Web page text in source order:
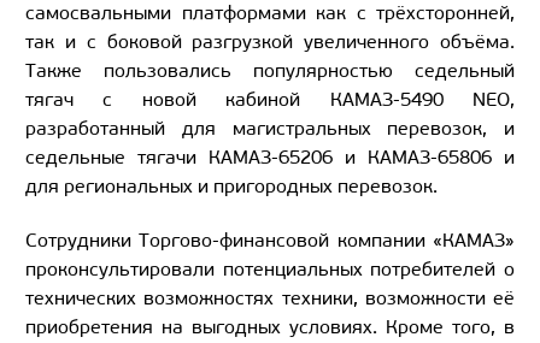
самосвальными платформами как с трёхсторонней,
так и с боковой разгрузкой увеличенного объёма.
Также пользовались популярностью седельный
тягач с новой кабиной КАМАЗ-5490 NEO,
разработанный для магистральных перевозок, и
седельные тягачи КАМАЗ-65206 и КАМАЗ-65806 и
для региональных и пригородных перевозок.
Сотрудники Торгово-финансовой компании «КАМАЗ»
проконсультировали потенциальных потребителей о
технических возможностях техники, возможности её
приобретения на выгодных условиях. Кроме того, в